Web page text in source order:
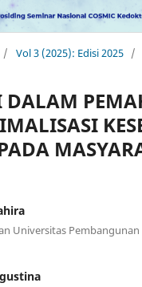
/ Vol 3 (2025): Edisi 2025 /
DALAM
Universitas